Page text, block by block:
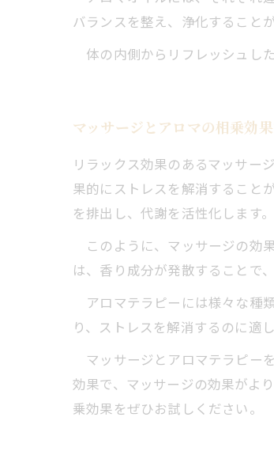
バランスを整え、浄化することが
体の内側からリフレッシュし
マッサージとアロマの相乗効
リラックス効果のあるマッサー
果的にストレスを解消すること
を排出し、代謝を活性化します。
このように、マッサージの効
は、香り成分が発散することで
アロマテラピーには様々な種
り、ストレスを解消するのに適し
マッサージとアロマテラピー
効果で、マッサージの効果がよ
乗効果をぜひお試しください。